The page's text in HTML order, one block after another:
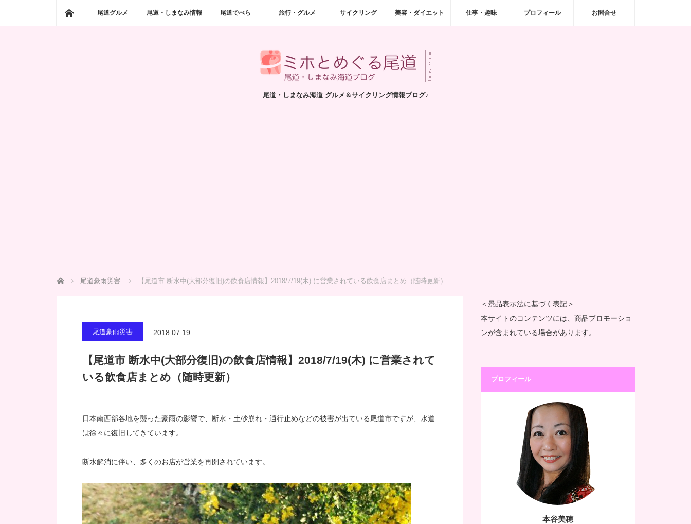
ホーム尾道グルメ 尾道・しまなみ情報 尾道でべら 旅行・グルメ サイクリング 美容・ダイエット 仕事・趣味 プロフィール お問合せ
尾道・しまなみ海道 グルメ＆サイクリング情報ブログ♪
ホーム 尾道豪雨災害 【尾道市 断水中(大部分復旧)の飲食店情報】2018/7/19(木) に営業されている飲食店まとめ（随時更新）
尾道豪雨災害 2018.07.19
【尾道市 断水中(大部分復旧)の飲食店情報】2018/7/19(木) に営業されて
いる飲食店まとめ（随時更新）
日本南西部各地を襲った豪雨の影響で、断水・土砂崩れ・通行止めなどの被害が出ている尾道市ですが、水道
は徐々に復旧してきています。
断水解消に伴い、多くのお店が営業を再開されています。
＜景品表示法に基づく表記＞
本サイトのコンテンツには、商品プロモーショ
ンが含まれている場合があります。
プロフィール
本谷美穂